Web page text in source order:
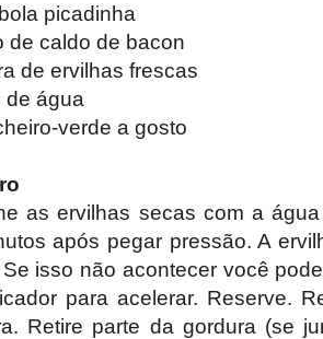
picadinha
de caldo de bacon
de ervilhas frescas
de água
verde a gosto
as ervilhas secas com a
após pegar pressão. A
isso não acontecer você
para acelerar. Reserve.
Retire parte da gordura (se